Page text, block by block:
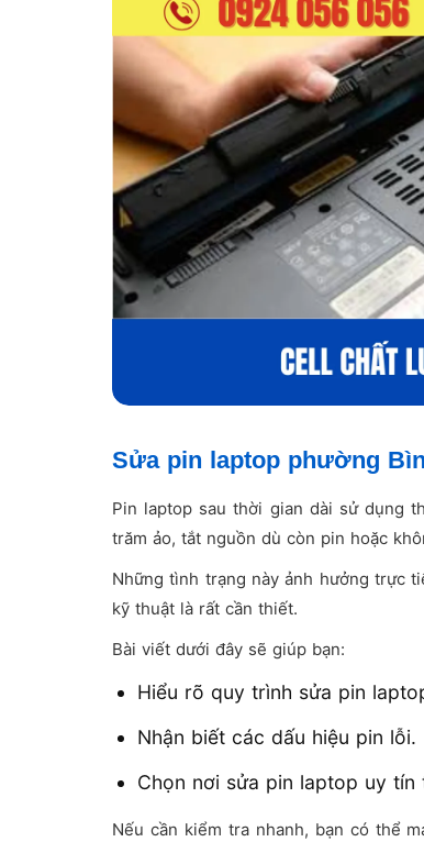
Sửa pin laptop phường
Pin laptop sau thời gian dài sử dụng
trăm ảo, tắt nguồn dù còn pin hoặc
Những tình trạng này ảnh hưởng trực
kỹ thuật là rất cần thiết.
Bài viết dưới đây sẽ giúp bạn:
Hiểu rõ quy trình sửa pin
Nhận biết các dấu hiệu pin lỗi.
Chọn nơi sửa pin laptop uy tín
Nếu cần kiểm tra nhanh, bạn có thể